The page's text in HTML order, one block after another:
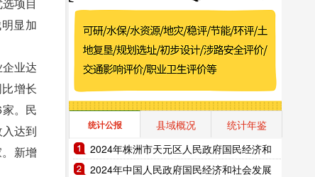
显加
业达
增长
。民
达到
新增
统计公报 县域概况
统计年鉴
2024年株洲市天元区人民政府国民经济和
社会发展统计公报（2025年更新）
2024年中国人民政府国民经济和社会发展